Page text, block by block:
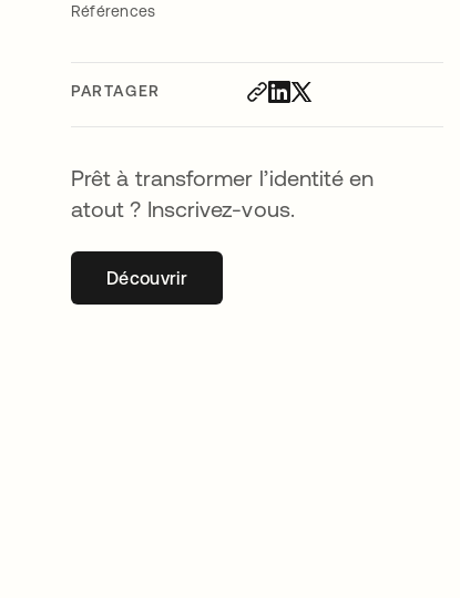
Références
PARTAGER
Prêt à transformer l’identité en
atout ? Inscrivez-vous.
Découvrirs’ouvre dans un nouvel onglet